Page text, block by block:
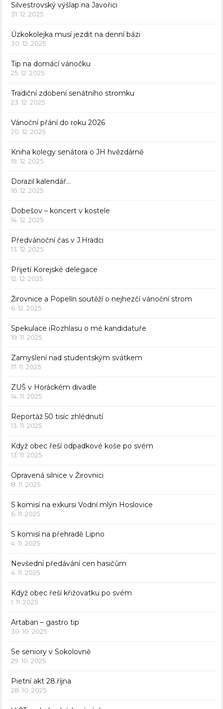
Silvestrovský výšlap na Javořici
31. 12. 2025
Úzkokolejka musí jezdit na denní bázi
30. 12. 2025
Tip na domácí vánočku
25. 12. 2025
Tradiční zdobení senátního stromku
23. 12. 2025
Vánoční přání do roku 2026
20. 12. 2025
Kniha kolegy senátora o JH hvězdárně
19. 12. 2025
Dorazil kalendář…
16. 12. 2025
Dobešov – koncert v kostele
14. 12. 2025
Předvánoční čas v J.Hradci
13. 12. 2025
Přijetí Korejské delegace
12. 12. 2025
Žirovnice a Popelín soutěží o nejhezčí vánoční strom
6. 12. 2025
Spekulace iRozhlasu o mé kandidatuře
19. 11. 2025
Zamyšlení nad studentským svátkem
17. 11. 2025
ZUŠ v Horáckém divadle
14. 11. 2025
Reportáž 50 tisíc zhlédnutí
13. 11. 2025
Když obec řeší odpadkové koše po svém
13. 11. 2025
Opravená silnice v Žirovnici
8. 11. 2025
S komisí na exkursi Vodní mlýn Hoslovice
6. 11. 2025
S komisí na přehradě Lipno
4. 11. 2025
Nevšední předávání cen hasičům
4. 11. 2025
Když obec řeší křižovatku po svém
1. 11. 2025
Artaban – gastro tip
30. 10. 2025
Se seniory v Sokolovně
29. 10. 2025
Pietní akt 28.října
28. 10. 2025